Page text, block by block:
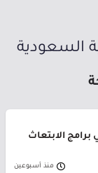
السعودية
الابتعاث
منذ أسبوعين